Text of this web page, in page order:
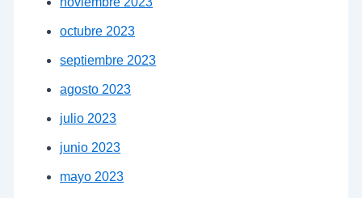
octubre 2023
septiembre 2023
agosto 2023
julio 2023
junio 2023
mayo 2023